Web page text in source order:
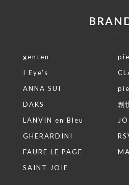
genten
I Eye’s
ANNA SUI
DAKS
創
LANVIN en Bleu
GHERARDINI
FAURE LE PAGE
SAINT JOIE